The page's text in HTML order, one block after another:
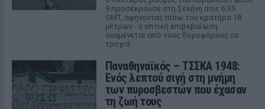
9 προσέκρουσε στη Σελήνη στις 6:35
GMT, αφήνοντας πίσω του κρατήρα 18
μέτρων - η οπτική επιβεβαίωση
αναμένεται από τους δορυφόρους σε
τροχιά
Παναθηναϊκός – ΤΣΣΚΑ 1948:
Ενός λεπτού σιγή στη μνήμη
των πυροσβεστών που έχασαν
τη ζωή τους